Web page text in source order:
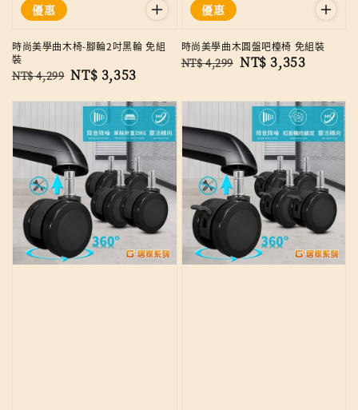
優惠
時尚美學曲木椅-腳輪2吋黑輪 免組
裝
Regular
NT$ 4,299 Sale
NT$ 3,353
優惠
時尚美學曲木圓盤吧檯椅 免組裝
Regular
NT$ 4,299 Sale
NT$ 3,353